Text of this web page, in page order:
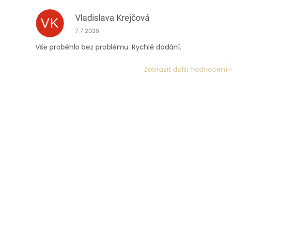
VK Vladislava Krejčová
Hodnocení obchodu je 5 z 5 hvězdiček.
7.7.2026
Vše proběhlo bez problému. Rychlé dodání.
Zobrazit další hodnocení